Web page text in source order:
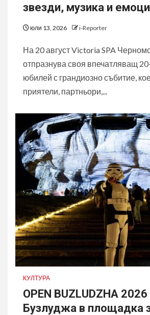
звезди, музика и
юли 13, 2026 i-Reporter
На 20 август Victoria SPA
отпразнува своя впечатляващ
юбилей с грандиозно събитие,
приятели, партньори,...
КУЛТУРА
OPEN BUZLUDZHA
Бузлуджа в площадка